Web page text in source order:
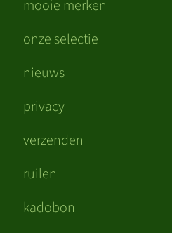
mooie merken
onze selectie
nieuws
privacy
verzenden
ruilen
kadobon